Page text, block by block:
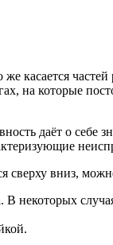
касается
на которые
даёт о
сверху вниз,
некоторых